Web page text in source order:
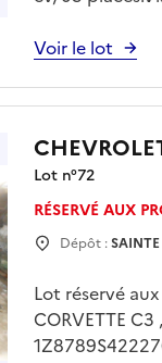
rendez vous
Voir le lot
Lot n°72
RÉSERVÉ AUX
Dépôt :
Lot réservé
CORVETTE